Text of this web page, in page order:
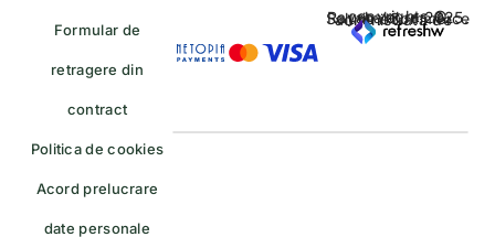
Formular de
retragere din
contract
Politica de cookies
Acord prelucrare
date personale
copyrights © Rayahalal.ro 2025. Soluție eCommerce administrată de